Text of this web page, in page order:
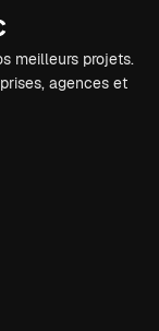
meilleurs projets.
agences et